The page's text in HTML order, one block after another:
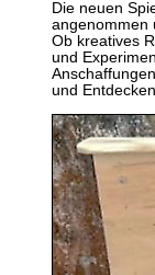
Die neuen
angenommen
Ob kreatives
und
und